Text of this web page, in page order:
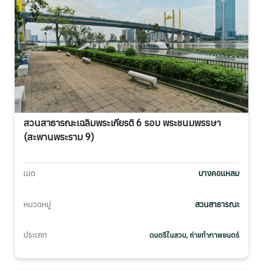
สวนสาธารณะเฉลิมพระเกียรติ 6 รอบ พระชนมพรรษา
(สะพานพระราม 9)
เขต บางคอแหลม
หมวดหมู่ สวนสาธารณะ
ประเภท ดนตรีในสวน, ถ่ายทำภาพยนตร์